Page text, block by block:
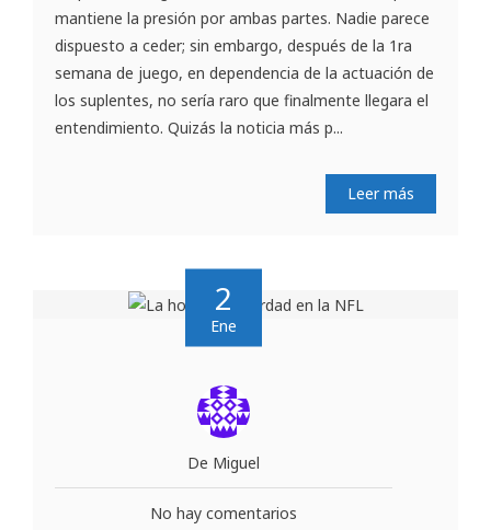
mantiene la presión por ambas partes. Nadie parece
dispuesto a ceder; sin embargo, después de la 1ra
semana de juego, en dependencia de la actuación de
los suplentes, no sería raro que finalmente llegara el
entendimiento. Quizás la noticia más p...
Leer más
2
Ene
De Miguel
No hay comentarios